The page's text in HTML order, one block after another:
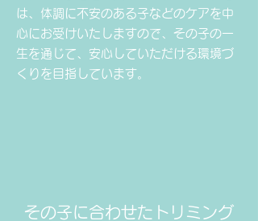
は、体調に不安のある子などのケアを中
心にお受けいたしますので、その子の一
生を通じて、安心していただける環境づ
くりを目指しています。
その子に合わせたトリミング​